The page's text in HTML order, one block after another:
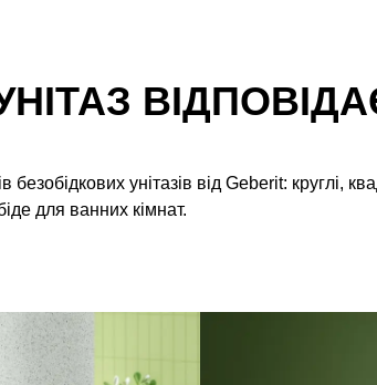
унітазів від Geberit: круглі,
для ванних кімнат.